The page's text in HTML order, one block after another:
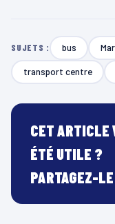
SUJETS : bus
transport centre
CET ARTICLE
ÉTÉ UTILE ?
PARTAGEZ-LE